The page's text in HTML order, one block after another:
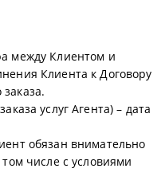
между Клиентом и
Клиента к Договору
услуг Агента) – дата
обязан внимательно
числе с условиями